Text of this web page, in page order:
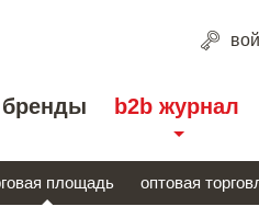
бренды b2b журнал
площадь оптовая